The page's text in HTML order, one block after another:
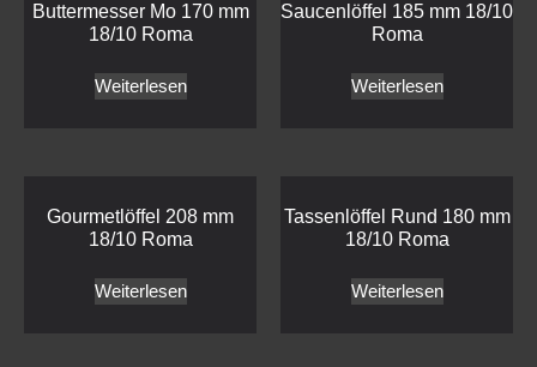
Buttermesser Mo 170 mm
18/10 Roma
Weiterlesen
Saucenlöffel 185 mm 18/10
Roma
Weiterlesen
Gourmetlöffel 208 mm
18/10 Roma
Weiterlesen
Tassenlöffel Rund 180 mm
18/10 Roma
Weiterlesen